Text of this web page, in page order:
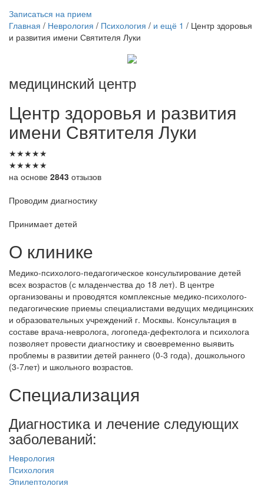
Записаться на прием
Главная / Неврология / Психология / и ещё 1 / Центр здоровья
и развития имени Святителя Луки
медицинский центр
Центр здоровья и развития
имени Святителя Луки
★★★★★
★★★★★
на основе 2843 отзызов
Проводим диагностику
Принимает детей
О клинике
Медико-психолого-педагогическое консультирование детей
всех возрастов (с младенчества до 18 лет). В центре
организованы и проводятся комплексные медико-психолого-
педагогические приемы специалистами ведущих медицинских
и образовательных учреждений г. Москвы. Консультация в
составе врача-невролога, логопеда-дефектолога и психолога
позволяет провести диагностику и своевременно выявить
проблемы в развитии детей раннего (0-3 года), дошкольного
(3-7лет) и школьного возрастов.
Специализация
Диагностика и лечение следующих
заболеваний:
Неврология
Психология
Эпилептология